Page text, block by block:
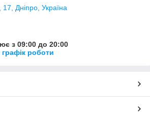
17, Дніпро, Україна
з 09:00 до 20:00
роботи